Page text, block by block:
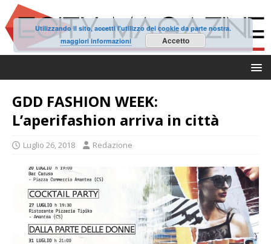
GDD FASHION WEEK:
L’aperifashion arriva in città
Luglio 26, 2018 Redazione
Utilizzando il sito, accetti l'utilizzo dei cookie da parte nostra.
maggiori informazioni
Accetto